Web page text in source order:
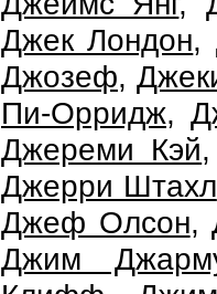
Джек Лондон,
Джозеф,
Пи-Орридж,
Джереми Кэй
Джерри Штахл
Джеф Олсон,
Джим